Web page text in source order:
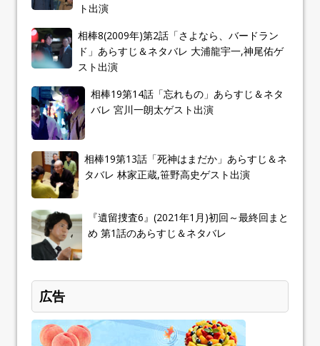
ト出演
相棒8(2009年)第2話「さよなら、バードラン
ド」あらすじ＆ネタバレ 大浦龍宇一,神尾佑ゲ
スト出演
相棒19第14話「忘れもの」あらすじ＆ネタ
バレ 宮川一朗太ゲスト出演
相棒19第13話「死神はまだか」あらすじ＆ネ
タバレ 林家正蔵,笹野高史ゲスト出演
『遺留捜査6』(2021年1月)初回～最終回まと
め 第1話のあらすじ＆ネタバレ
広告